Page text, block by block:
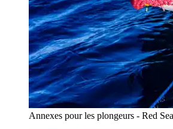
Annexes pour les plongeurs - Red